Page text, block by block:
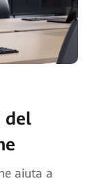
del
aiuta a